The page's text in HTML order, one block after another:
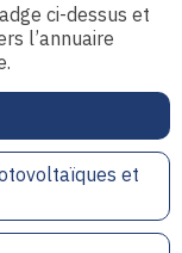
et
ci-dessus et
l’annuaire